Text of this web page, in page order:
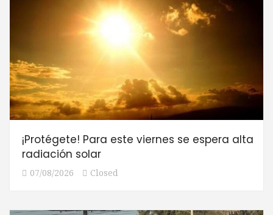
¡Protégete! Para este viernes se espera alta
radiación solar
07/08/2026 Closed